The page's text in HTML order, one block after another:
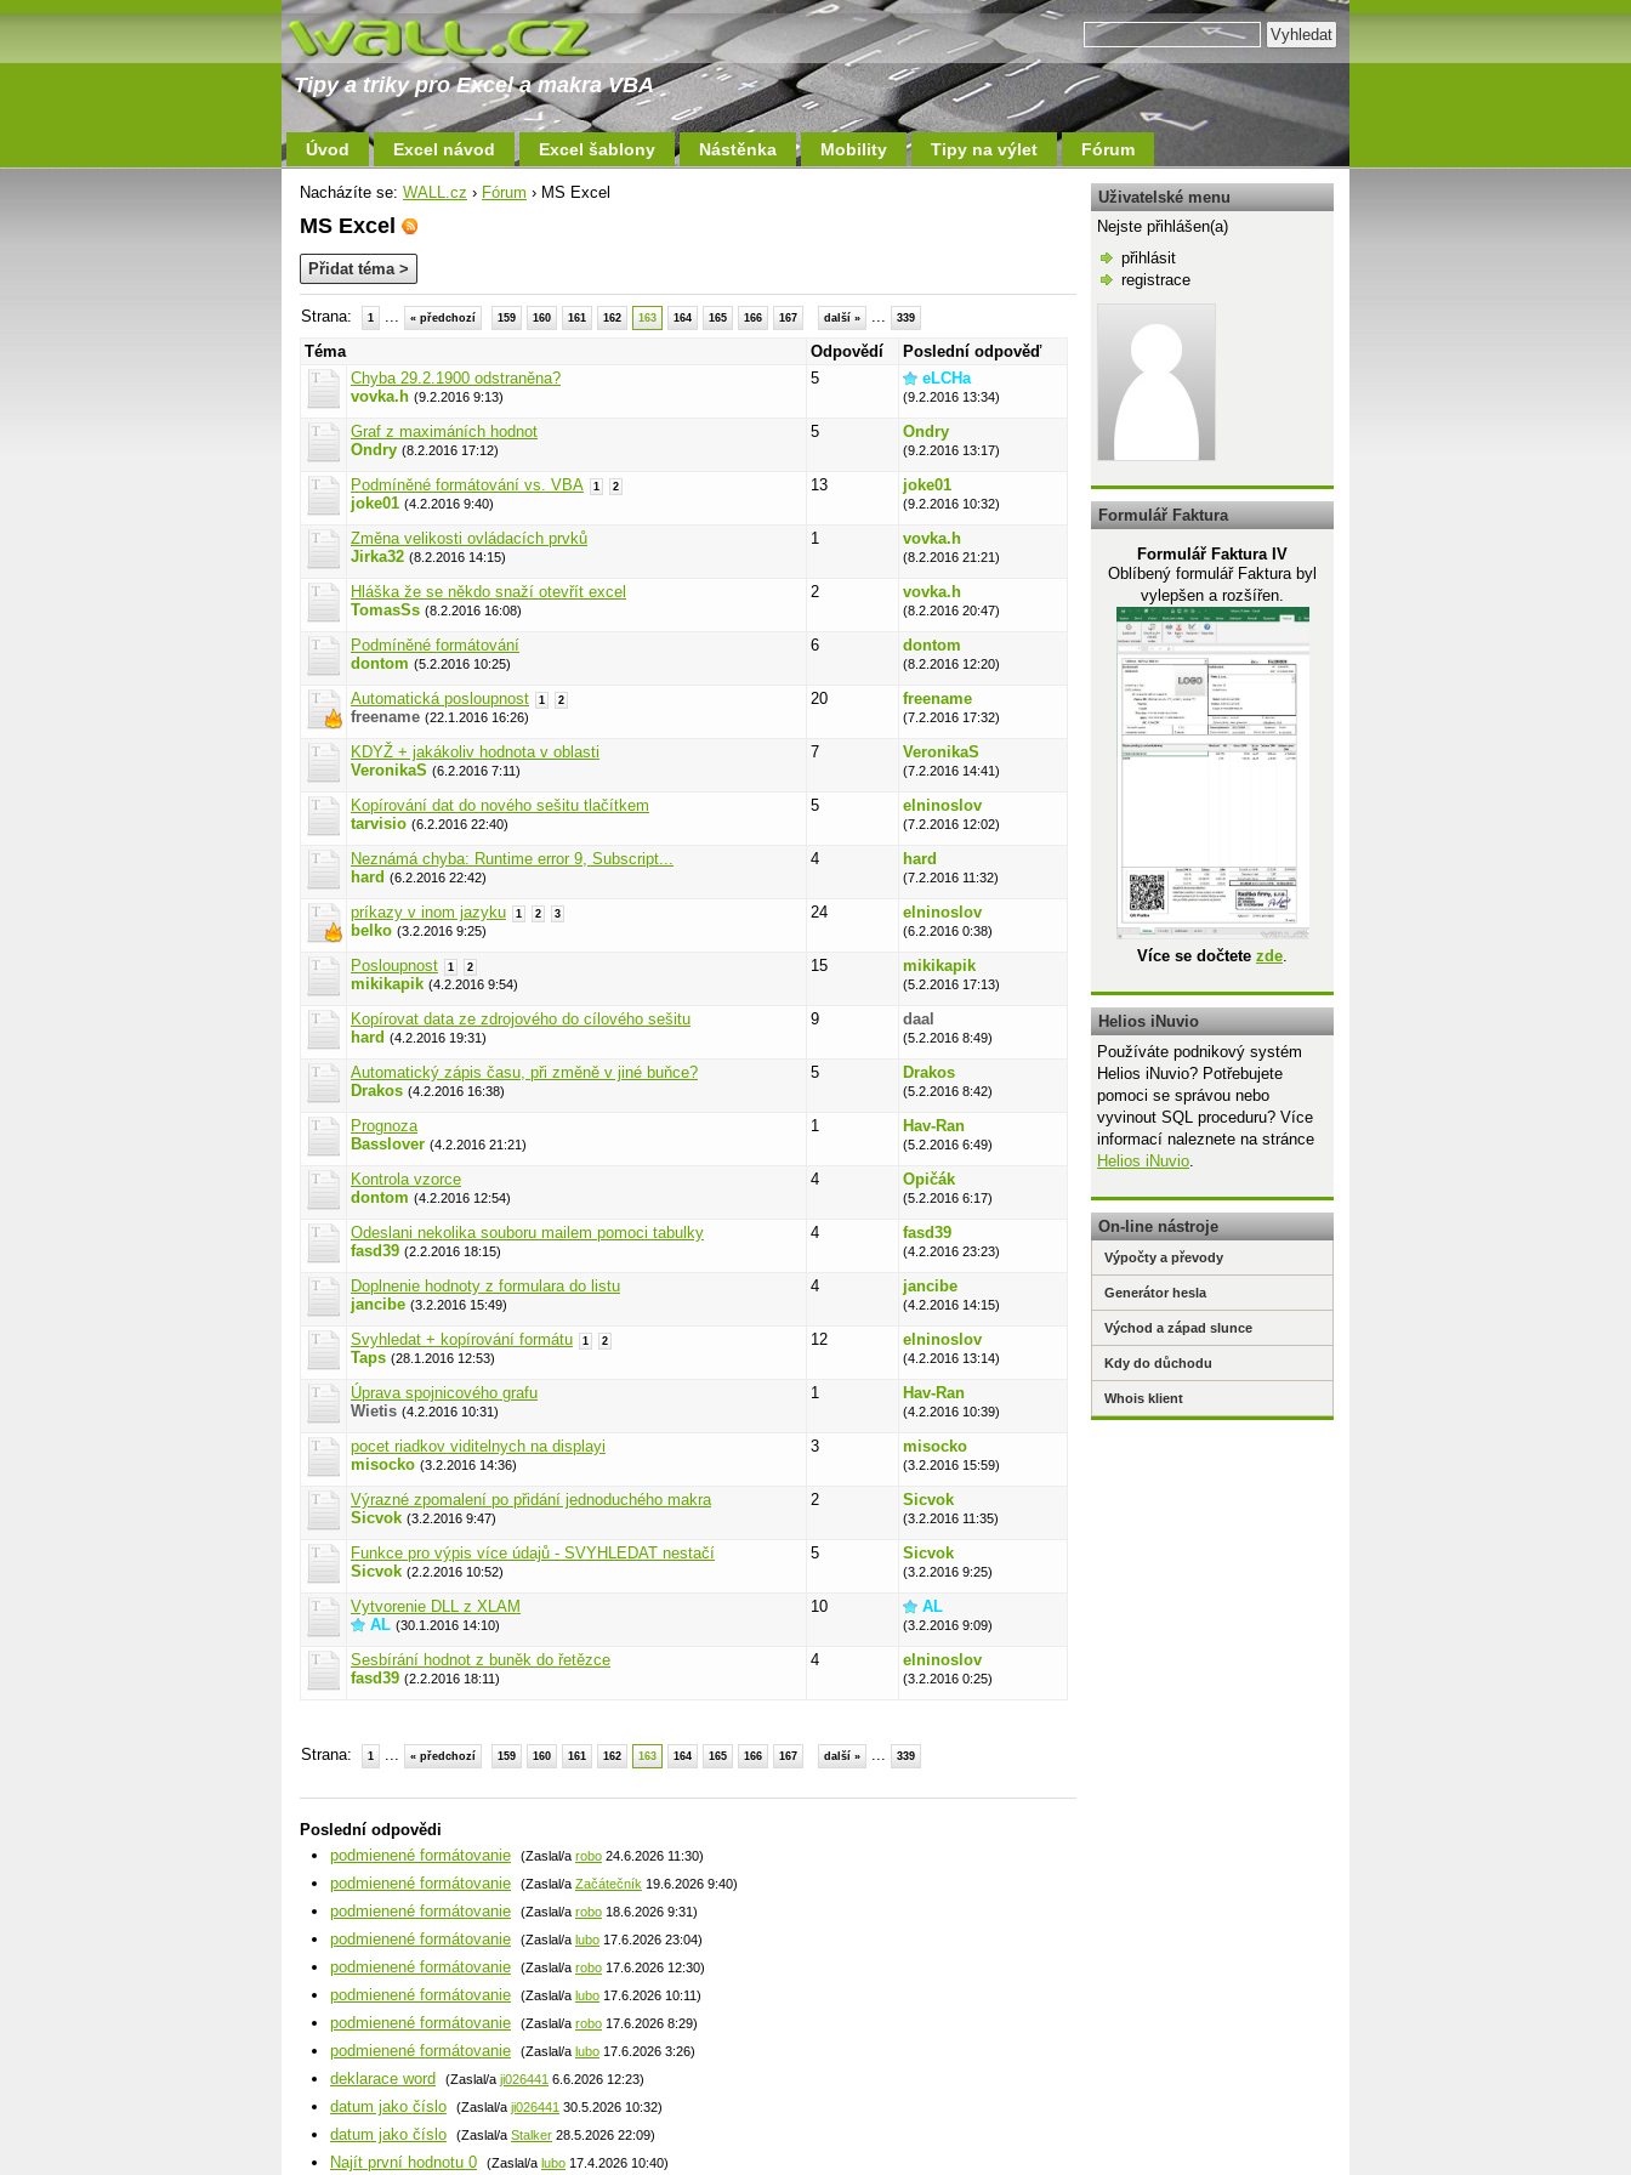
Tipy a triky pro Excel a makra VBA
Úvod Excel návod Excel šablony Nástěnka Mobility Tipy na výlet Fórum
Nacházíte se: WALL.cz › Fórum › MS Excel
MS Excel
Přidat téma >
Strana: 1 ... « předchozí 159 160 161 162 163 164 165 166 167 další » ... 339
Téma Odpovědí
Poslední odpověď
Chyba 29.2.1900 odstraněna?
vovka.h (9.2.2016 9:13)
5 eLCHa
(9.2.2016 13:34)
Graf z maximáních hodnot
Ondry (8.2.2016 17:12)
5 Ondry
(9.2.2016 13:17)
Podmíněné formátování vs. VBA 1 2
joke01 (4.2.2016 9:40)
13 joke01
(9.2.2016 10:32)
Změna velikosti ovládacích prvků
Jirka32 (8.2.2016 14:15)
1 vovka.h
(8.2.2016 21:21)
Hláška že se někdo snaží otevřít excel
TomasSs (8.2.2016 16:08)
2 vovka.h
(8.2.2016 20:47)
Podmíněné formátování
dontom (5.2.2016 10:25)
6 dontom
(8.2.2016 12:20)
Automatická posloupnost 1 2
freename (22.1.2016 16:26)
20 freename
(7.2.2016 17:32)
KDYŽ + jakákoliv hodnota v oblasti
VeronikaS (6.2.2016 7:11)
7 VeronikaS
(7.2.2016 14:41)
Kopírování dat do nového sešitu tlačítkem
tarvisio (6.2.2016 22:40)
5 elninoslov
(7.2.2016 12:02)
Neznámá chyba: Runtime error 9, Subscript...
hard (6.2.2016 22:42)
4 hard
(7.2.2016 11:32)
príkazy v inom jazyku 1 2 3
belko (3.2.2016 9:25)
24 elninoslov
(6.2.2016 0:38)
Posloupnost 1 2
mikikapik (4.2.2016 9:54)
15 mikikapik
(5.2.2016 17:13)
Kopírovat data ze zdrojového do cílového sešitu
hard (4.2.2016 19:31)
9 daal
(5.2.2016 8:49)
Automatický zápis času, při změně v jiné buňce?
Drakos (4.2.2016 16:38)
5 Drakos
(5.2.2016 8:42)
Prognoza
Basslover (4.2.2016 21:21)
1 Hav-Ran
(5.2.2016 6:49)
Kontrola vzorce
dontom (4.2.2016 12:54)
4 Opičák
(5.2.2016 6:17)
Odeslani nekolika souboru mailem pomoci tabulky
fasd39 (2.2.2016 18:15)
4 fasd39
(4.2.2016 23:23)
Doplnenie hodnoty z formulara do listu
jancibe (3.2.2016 15:49)
4 jancibe
(4.2.2016 14:15)
Svyhledat + kopírování formátu 1 2
Taps (28.1.2016 12:53)
12 elninoslov
(4.2.2016 13:14)
Úprava spojnicového grafu
Wietis (4.2.2016 10:31)
1 Hav-Ran
(4.2.2016 10:39)
pocet riadkov viditelnych na displayi
misocko (3.2.2016 14:36)
3 misocko
(3.2.2016 15:59)
Výrazné zpomalení po přidání jednoduchého makra
Sicvok (3.2.2016 9:47)
2 Sicvok
(3.2.2016 11:35)
Funkce pro výpis více údajů - SVYHLEDAT nestačí
Sicvok (2.2.2016 10:52)
5 Sicvok
(3.2.2016 9:25)
Vytvorenie DLL z XLAM
AL (30.1.2016 14:10)
10 AL
(3.2.2016 9:09)
Sesbírání hodnot z buněk do řetězce
fasd39 (2.2.2016 18:11)
4 elninoslov
(3.2.2016 0:25)
Strana: 1 ... « předchozí 159 160 161 162 163 164 165 166 167 další » ... 339
Poslední odpovědi
podmienené formátovanie
(Zaslal/a robo 24.6.2026 11:30)
podmienené formátovanie (Zaslal/a Začátečník 19.6.2026 9:40)
podmienené formátovanie (Zaslal/a robo 18.6.2026 9:31)
podmienené formátovanie (Zaslal/a lubo 17.6.2026 23:04)
podmienené formátovanie (Zaslal/a robo 17.6.2026 12:30)
podmienené formátovanie (Zaslal/a lubo 17.6.2026 10:11)
podmienené formátovanie (Zaslal/a robo 17.6.2026 8:29)
podmienené formátovanie (Zaslal/a lubo 17.6.2026 3:26)
deklarace word (Zaslal/a ji026441 6.6.2026 12:23)
datum jako číslo (Zaslal/a ji026441 30.5.2026 10:32)
datum jako číslo (Zaslal/a Stalker 28.5.2026 22:09)
Najít první hodnotu 0 (Zaslal/a lubo 17.4.2026 10:40)
Uživatelské menu
Nejste přihlášen(a)
přihlásit
registrace
Formulář Faktura
Formulář Faktura IV
Oblíbený formulář Faktura byl
vylepšen a rozšířen.
Více se dočtete zde.
Helios iNuvio
Používáte podnikový systém
Helios iNuvio? Potřebujete
pomoci se správou nebo
vyvinout SQL proceduru? Více
informací naleznete na stránce
Helios iNuvio.
On-line nástroje
Výpočty a převody
Generátor hesla
Východ a západ slunce
Kdy do důchodu
Whois klient